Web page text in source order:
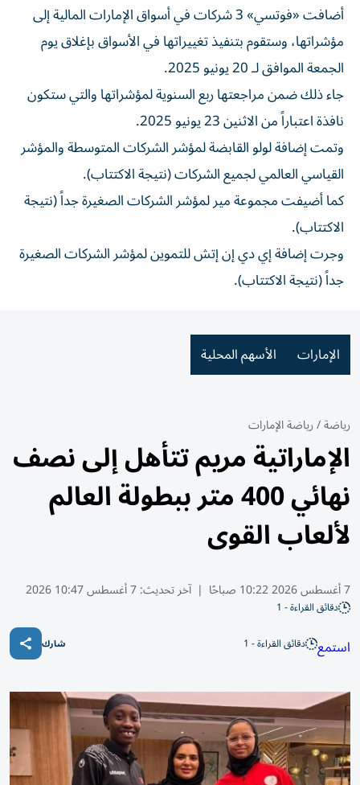
أضافت «فوتسي» 3 شركات في أسواق الإمارات المالية إلى
مؤشراتها، وستقوم بتنفيذ تغييراتها في الأسواق بإغلاق يوم
الجمعة الموافق لـ 20 يونيو 2025.
جاء ذلك ضمن مراجعتها ربع السنوية لمؤشراتها والتي ستكون
نافذة اعتباراً من الاثنين 23 يونيو 2025.
وتمت إضافة لولو القابضة لمؤشر الشركات المتوسطة والمؤشر
القياسي العالمي لجميع الشركات (نتيجة الاكتتاب).
كما أضيفت مجموعة مير لمؤشر الشركات الصغيرة جداً (نتيجة
الاكتتاب).
وجرت إضافة إي دي إن إتش للتموين لمؤشر الشركات الصغيرة
جداً (نتيجة الاكتتاب).
الإمارات الأسهم المحلية
رياضة/رياضة الإمارات
الإماراتية مريم تتأهل إلى نصف
نهائي 400 متر ببطولة العالم
لألعاب القوى
7 أغسطس 2026 10:22 صباحًا | آخر تحديث:7 أغسطس 10:47 2026
دقائق القراءة - 1
استمع دقائق القراءة - 1 شارك